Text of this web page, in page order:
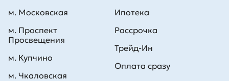
Ипотека
Рассрочка
Трейд-Ин
Оплата сразу
м. Московская
м. Проспект
Просвещения
м. Купчино
м. Чкаловская